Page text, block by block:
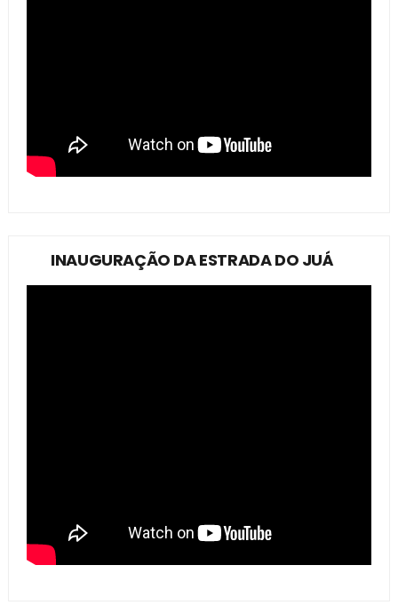
INAUGURAÇÃO DA ESTRADA DO JUÁ